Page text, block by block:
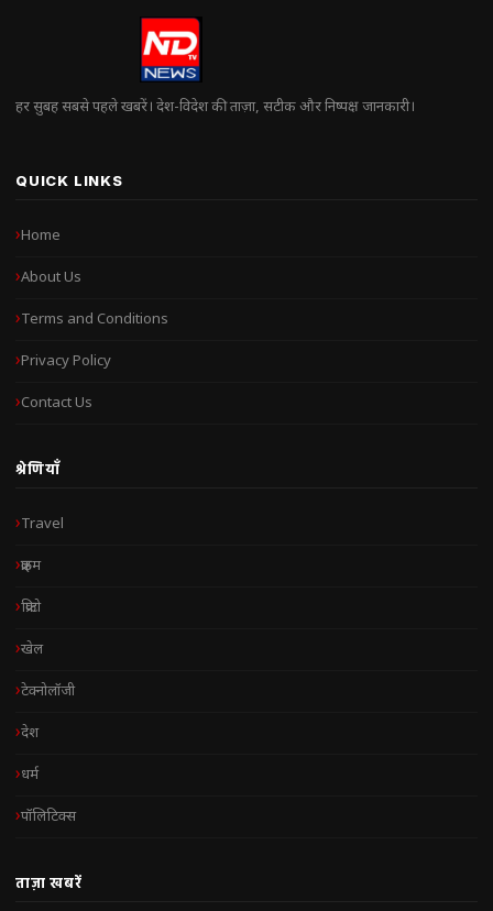
हर सुबह सबसे पहले खबरें। देश-विदेश की ताज़ा, सटीक और निष्पक्ष जानकारी।
QUICK LINKS
Home
About Us
Terms and Conditions
Privacy Policy
Contact Us
श्रेणियाँ
Travel
क्राइम
क्रिप्टो
खेल
टेक्नोलॉजी
देश
धर्म
पॉलिटिक्स
ताज़ा खबरें